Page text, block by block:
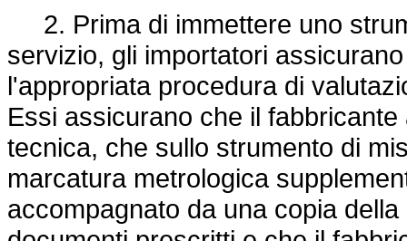
2. Prima di immettere uno
servizio, gli importatori
l'appropriata procedura di
Essi assicurano che il
tecnica, che sullo strumento di
marcatura metrologica
accompagnato da una copia